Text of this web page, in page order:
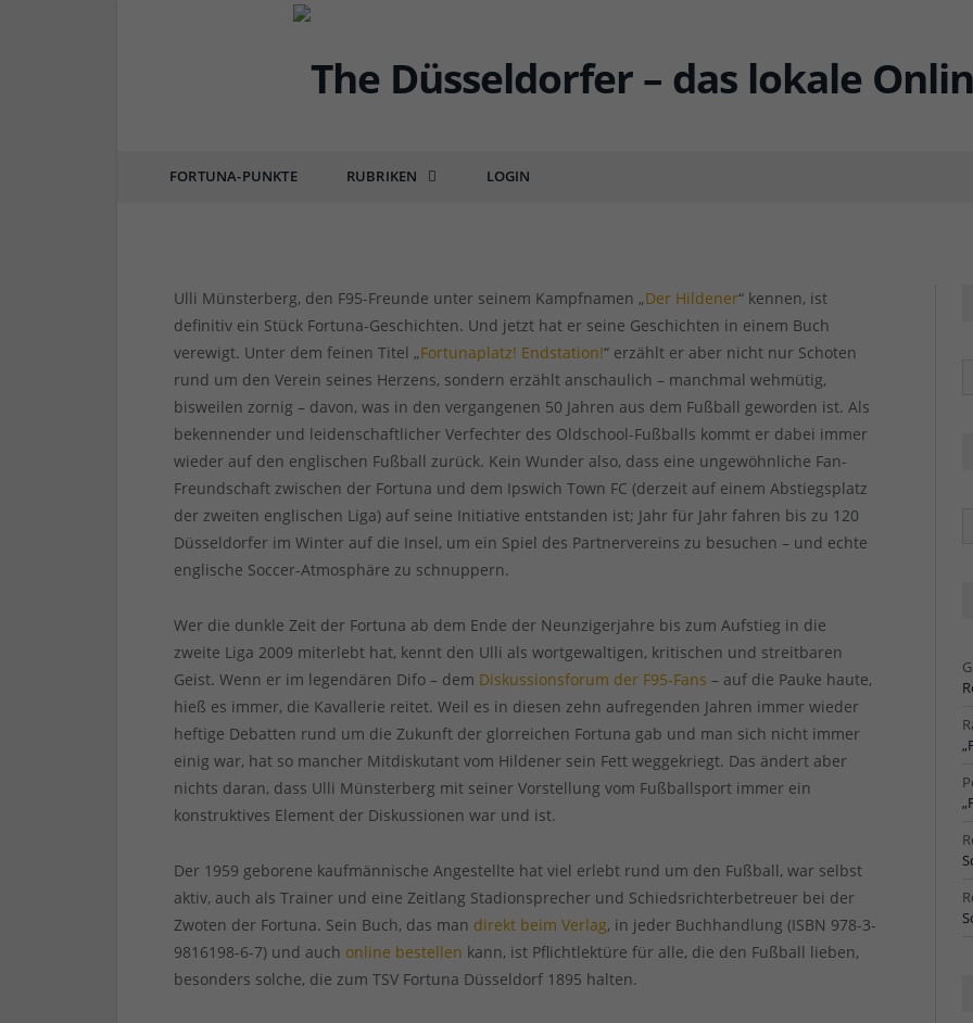
FORTUNA-PUNKTE RUBRIKEN LOGIN
5 Fragen an: Ulli „Der Hildener“ Münsterberg –
Ulli Münsterberg, den F95-Freunde unter seinem Kampfnamen „Der Hildener“ kennen, ist
definitiv ein Stück Fortuna-Geschichten. Und jetzt hat er seine Geschichten in einem Buch
verewigt. Unter dem feinen Titel „Fortunaplatz! Endstation!“ erzählt er aber nicht nur Schoten
rund um den Verein seines Herzens, sondern erzählt anschaulich – manchmal wehmütig,
bisweilen zornig – davon, was in den vergangenen 50 Jahren aus dem Fußball geworden ist. Als
bekennender und leidenschaftlicher Verfechter des Oldschool-Fußballs kommt er dabei immer
wieder auf den englischen Fußball zurück. Kein Wunder also, dass eine ungewöhnliche Fan-
Freundschaft zwischen der Fortuna und dem Ipswich Town FC (derzeit auf einem Abstiegsplatz
der zweiten englischen Liga) auf seine Initiative entstanden ist; Jahr für Jahr fahren bis zu 120
Düsseldorfer im Winter auf die Insel, um ein Spiel des Partnervereins zu besuchen – und echte
englische Soccer-Atmosphäre zu schnuppern.
Wer die dunkle Zeit der Fortuna ab dem Ende der Neunzigerjahre bis zum Aufstieg in die
zweite Liga 2009 miterlebt hat, kennt den Ulli als wortgewaltigen, kritischen und streitbaren
Geist. Wenn er im legendären Difo – dem Diskussionsforum der F95-Fans – auf die Pauke haute,
hieß es immer, die Kavallerie reitet. Weil es in diesen zehn aufregenden Jahren immer wieder
heftige Debatten rund um die Zukunft der glorreichen Fortuna gab und man sich nicht immer
einig war, hat so mancher Mitdiskutant vom Hildener sein Fett weggekriegt. Das ändert aber
nichts daran, dass Ulli Münsterberg mit seiner Vorstellung vom Fußballsport immer ein
konstruktives Element der Diskussionen war und ist.
Der 1959 geborene kaufmännische Angestellte hat viel erlebt rund um den Fußball, war selbst
aktiv, auch als Trainer und eine Zeitlang Stadionsprecher und Schiedsrichterbetreuer bei der
Zwoten der Fortuna. Sein Buch, das man direkt beim Verlag, in jeder Buchhandlung (ISBN 978-3-
9816198-6-7) und auch online bestellen kann, ist Pflichtlektüre für alle, die den Fußball lieben,
besonders solche, die zum TSV Fortuna Düsseldorf 1895 halten.